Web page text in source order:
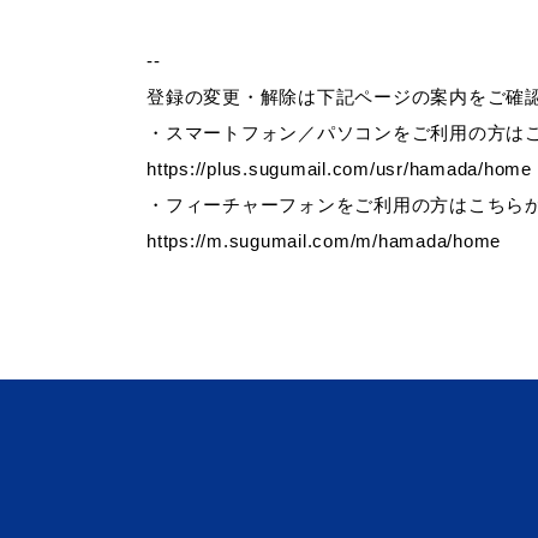
便利なサービス
--
登録の変更・解除は下記ページの案内をご確
・スマートフォン／パソコンをご利用の方は
https://plus.sugumail.com/usr/hamada/home
・フィーチャーフォンをご利用の方はこちら
https://m.sugumail.com/m/hamada/home